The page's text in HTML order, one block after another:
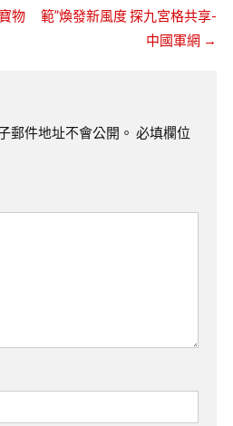
物
範”煥發新風度 探九宮格共享-
中國軍網 →
郵件地址不會公開。 必填欄位